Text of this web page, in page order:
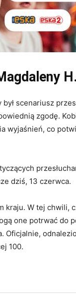
H.
scenariusz
zgodę.
wyjaśnień, co
dziś, 13 czerwca.
kraju. W tej chwili,
one potrwać do
Oficjalnie,
100.